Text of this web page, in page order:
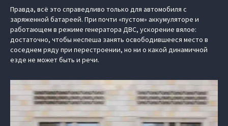
Правда, всё это справедливо только для автомобиля с
заряженной батареей. При почти «пустом» аккумуляторе и
работающем в режиме генератора ДВС, ускорение вялое:
достаточно, чтобы неспеша занять освободившееся место в
соседнем ряду при перестроении, но ни о какой динамичной
езде не может быть и речи.